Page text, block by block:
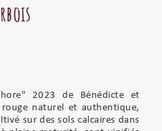
2023 de Bénédicte et
naturel et authentique,
sur des sols calcaires dans